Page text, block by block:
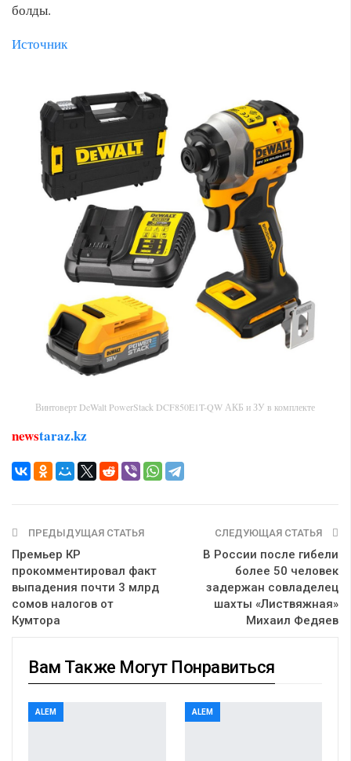
болды.
Источник
Винтоверт DeWalt PowerStack DCF850E1T-QW АКБ и ЗУ в комплекте
newstaraz.kz
ПРЕДЫДУЩАЯ СТАТЬЯ
Премьер КР
прокомментировал факт
выпадения почти 3 млрд
сомов налогов от
Кумтора
СЛЕДУЮЩАЯ СТАТЬЯ
В России после гибели
более 50 человек
задержан совладелец
шахты «Листвяжная»
Михаил Федяев
Вам Также Могут Понравиться
ALEM ALEM